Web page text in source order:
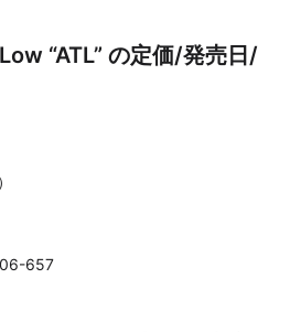
“ATL” の定価/発売日/
657